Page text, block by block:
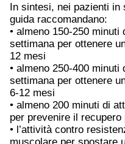
In sintesi, nei pazienti in
guida raccomandano:
• almeno 150-250
settimana per ottenere
12 mesi
• almeno 250-400
settimana per ottenere
6-12 mesi
• almeno 200 minuti di
per prevenire il recupero
• l’attività contro